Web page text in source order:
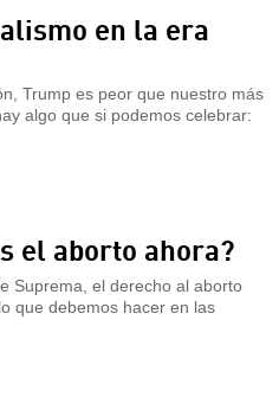
en la era
Trump es peor que nuestro más
algo que si podemos celebrar:
el aborto ahora?
Suprema, el derecho al aborto
que debemos hacer en las